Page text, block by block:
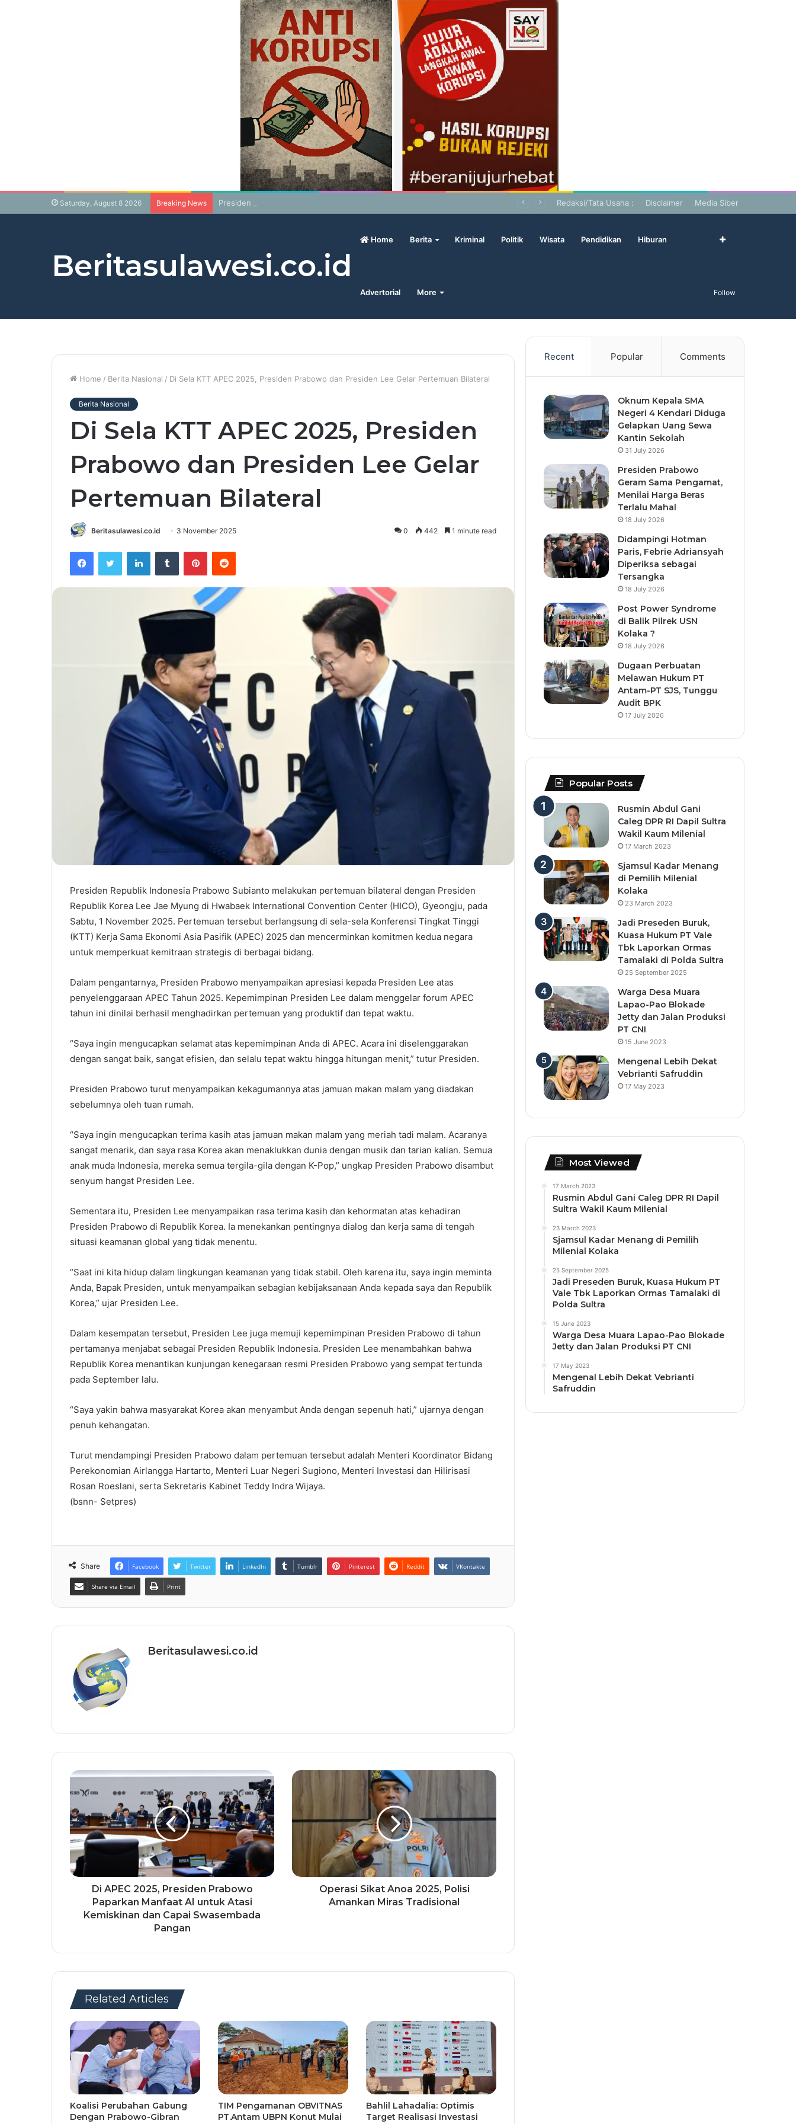
Saturday, August 8 2026 Breaking News Presiden Prabowo Geram Sama Pengamat, Menilai Harga Beras Terlalu Mahal Redaksi/Tata Usaha : Disclaimer Media Siber
Beritasulawesi.co.id
Home Berita Kriminal Politik Wisata Pendidikan Hiburan
Advertorial More Follow
Home / Berita Nasional / Di Sela KTT APEC 2025, Presiden Prabowo dan Presiden Lee Gelar Pertemuan Bilateral
Berita Nasional
Di Sela KTT APEC 2025, Presiden
Prabowo dan Presiden Lee Gelar
Pertemuan Bilateral
Beritasulawesi.co.id 3 November 2025 0 442 1 minute read
Presiden Republik Indonesia Prabowo Subianto melakukan pertemuan bilateral dengan Presiden
Republik Korea Lee Jae Myung di Hwabaek International Convention Center (HICO), Gyeongju, pada
Sabtu, 1 November 2025. Pertemuan tersebut berlangsung di sela-sela Konferensi Tingkat Tinggi
(KTT) Kerja Sama Ekonomi Asia Pasifik (APEC) 2025 dan mencerminkan komitmen kedua negara
untuk memperkuat kemitraan strategis di berbagai bidang.
Dalam pengantarnya, Presiden Prabowo menyampaikan apresiasi kepada Presiden Lee atas
penyelenggaraan APEC Tahun 2025. Kepemimpinan Presiden Lee dalam menggelar forum APEC
tahun ini dinilai berhasil menghadirkan pertemuan yang produktif dan tepat waktu.
“Saya ingin mengucapkan selamat atas kepemimpinan Anda di APEC. Acara ini diselenggarakan
dengan sangat baik, sangat efisien, dan selalu tepat waktu hingga hitungan menit,” tutur Presiden.
Presiden Prabowo turut menyampaikan kekagumannya atas jamuan makan malam yang diadakan
sebelumnya oleh tuan rumah.
“Saya ingin mengucapkan terima kasih atas jamuan makan malam yang meriah tadi malam. Acaranya
sangat menarik, dan saya rasa Korea akan menaklukkan dunia dengan musik dan tarian kalian. Semua
anak muda Indonesia, mereka semua tergila-gila dengan K-Pop,” ungkap Presiden Prabowo disambut
senyum hangat Presiden Lee.
Sementara itu, Presiden Lee menyampaikan rasa terima kasih dan kehormatan atas kehadiran
Presiden Prabowo di Republik Korea. Ia menekankan pentingnya dialog dan kerja sama di tengah
situasi keamanan global yang tidak menentu.
“Saat ini kita hidup dalam lingkungan keamanan yang tidak stabil. Oleh karena itu, saya ingin meminta
Anda, Bapak Presiden, untuk menyampaikan sebagian kebijaksanaan Anda kepada saya dan Republik
Korea,” ujar Presiden Lee.
Dalam kesempatan tersebut, Presiden Lee juga memuji kepemimpinan Presiden Prabowo di tahun
pertamanya menjabat sebagai Presiden Republik Indonesia. Presiden Lee menambahkan bahwa
Republik Korea menantikan kunjungan kenegaraan resmi Presiden Prabowo yang sempat tertunda
pada September lalu.
“Saya yakin bahwa masyarakat Korea akan menyambut Anda dengan sepenuh hati,” ujarnya dengan
penuh kehangatan.
Turut mendampingi Presiden Prabowo dalam pertemuan tersebut adalah Menteri Koordinator Bidang
Perekonomian Airlangga Hartarto, Menteri Luar Negeri Sugiono, Menteri Investasi dan Hilirisasi
Rosan Roeslani, serta Sekretaris Kabinet Teddy Indra Wijaya.
(bsnn- Setpres)
Share Facebook Twitter LinkedIn Tumblr Pinterest Reddit VKontakte
Share via Email Print
Beritasulawesi.co.id
Di APEC 2025, Presiden Prabowo
Paparkan Manfaat AI untuk Atasi
Kemiskinan dan Capai Swasembada
Pangan
Operasi Sikat Anoa 2025, Polisi
Amankan Miras Tradisional
Related Articles
Koalisi Perubahan Gabung
Dengan Prabowo-Gibran
TIM Pengamanan OBVITNAS
PT.Antam UBPN Konut Mulai
Bahlil Lahadalia: Optimis
Target Realisasi Investasi
Recent Popular Comments
Oknum Kepala SMA
Negeri 4 Kendari Diduga
Gelapkan Uang Sewa
Kantin Sekolah
31 July 2026
Presiden Prabowo
Geram Sama Pengamat,
Menilai Harga Beras
Terlalu Mahal
18 July 2026
Didampingi Hotman
Paris, Febrie Adriansyah
Diperiksa sebagai
Tersangka
18 July 2026
Post Power Syndrome
di Balik Pilrek USN
Kolaka ?
18 July 2026
Dugaan Perbuatan
Melawan Hukum PT
Antam-PT SJS, Tunggu
Audit BPK
17 July 2026
Popular Posts
Rusmin Abdul Gani
Caleg DPR RI Dapil Sultra
Wakil Kaum Milenial
17 March 2023
Sjamsul Kadar Menang
di Pemilih Milenial
Kolaka
23 March 2023
Jadi Preseden Buruk,
Kuasa Hukum PT Vale
Tbk Laporkan Ormas
Tamalaki di Polda Sultra
25 September 2025
Warga Desa Muara
Lapao-Pao Blokade
Jetty dan Jalan Produksi
PT CNI
15 June 2023
Mengenal Lebih Dekat
Vebrianti Safruddin
17 May 2023
Most Viewed
17 March 2023
Rusmin Abdul Gani Caleg DPR RI Dapil
Sultra Wakil Kaum Milenial
23 March 2023
Sjamsul Kadar Menang di Pemilih
Milenial Kolaka
25 September 2025
Jadi Preseden Buruk, Kuasa Hukum PT
Vale Tbk Laporkan Ormas Tamalaki di
Polda Sultra
15 June 2023
Warga Desa Muara Lapao-Pao Blokade
Jetty dan Jalan Produksi PT CNI
17 May 2023
Mengenal Lebih Dekat Vebrianti
Safruddin